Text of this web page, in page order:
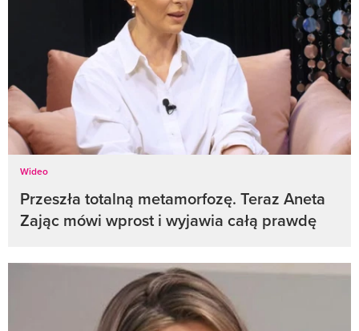
Wideo
Przeszła totalną metamorfozę. Teraz Aneta
Zając mówi wprost i wyjawia całą prawdę